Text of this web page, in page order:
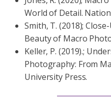
World of Detail.
Smith, T. (2018);
Beauty of Macro
Keller, P. (2019).;
Photography: From
University Press.